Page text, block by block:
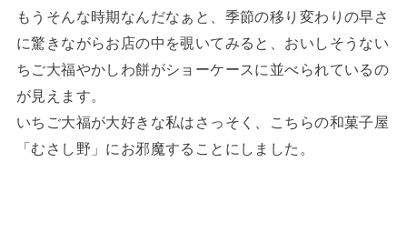
もうそんな時期なんだなぁと、季節の移り変わりの早さ
に驚きながらお店の中を覗いてみると、おいしそうない
ちご大福やかしわ餅がショーケースに並べられているの
が見えます。
いちご大福が大好きな私はさっそく、こちらの和菓子屋
「むさし野」にお邪魔することにしました。